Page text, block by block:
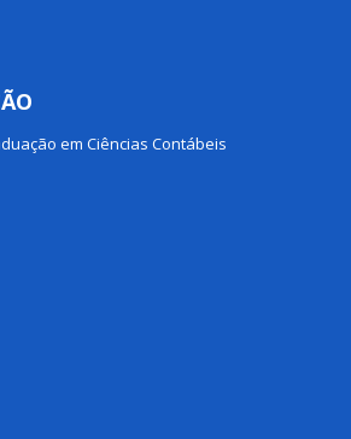
em Ciências Contábeis